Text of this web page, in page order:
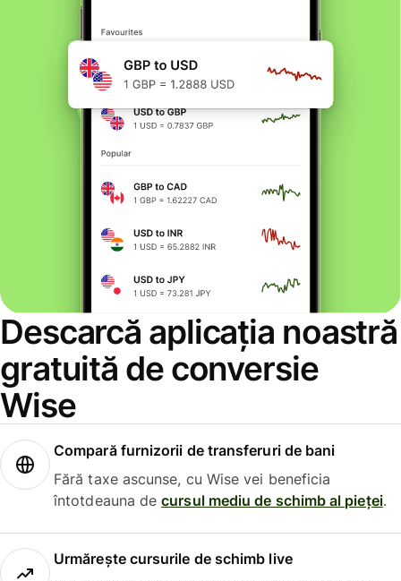
Descarcă aplicația noastră
gratuită de conversie
Wise
Compară furnizorii de transferuri de bani
Fără taxe ascunse, cu Wise vei beneficia
întotdeauna decursul mediu de schimb al pieței.
Urmărește cursurile de schimb live